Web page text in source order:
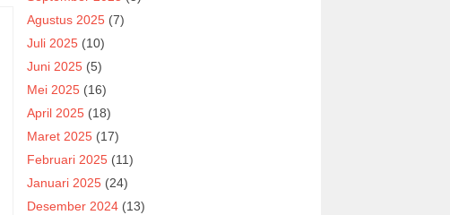
Agustus 2025 (7)
Juli 2025 (10)
Juni 2025 (5)
Mei 2025 (16)
April 2025 (18)
Maret 2025 (17)
Februari 2025 (11)
Januari 2025 (24)
Desember 2024 (13)